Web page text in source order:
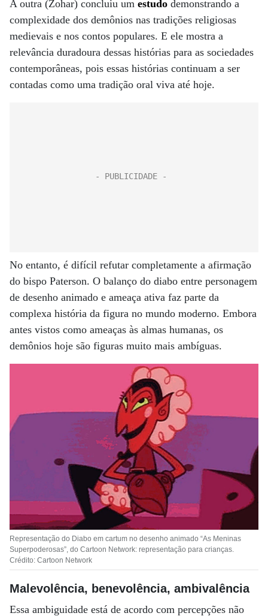
A outra (Zohar) concluiu um estudo demonstrando a
complexidade dos demônios nas tradições religiosas
medievais e nos contos populares. E ele mostra a
relevância duradoura dessas histórias para as sociedades
contemporâneas, pois essas histórias continuam a ser
contadas como uma tradição oral viva até hoje.
No entanto, é difícil refutar completamente a afirmação
do bispo Paterson. O balanço do diabo entre personagem
de desenho animado e ameaça ativa faz parte da
complexa história da figura no mundo moderno. Embora
antes vistos como ameaças às almas humanas, os
demônios hoje são figuras muito mais ambíguas.
Representação do Diabo em cartum no desenho animado “As Meninas
Superpoderosas”, do Cartoon Network: representação para crianças.
Crédito: Cartoon Network
Malevolência, benevolência, ambivalência
Essa ambiguidade está de acordo com percepções não